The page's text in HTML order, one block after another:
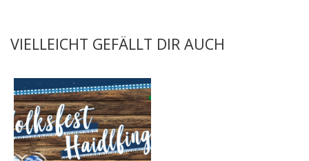
VIELLEICHT GEFÄLLT DIR AUCH